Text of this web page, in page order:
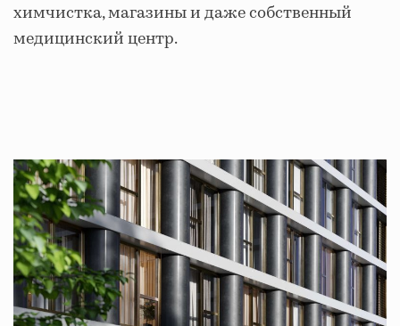
химчистка, магазины и даже собственный
медицинский центр.